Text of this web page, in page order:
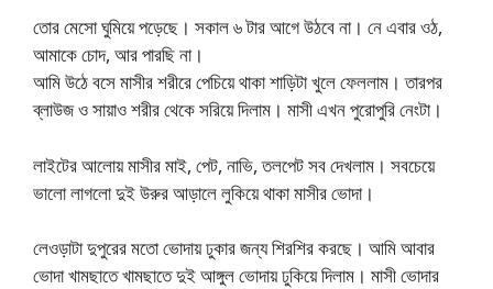
তোর মেসো ঘুমিয়ে পড়েছে। সকাল ৬ টার আগে উঠবে না। নে এবার ওঠ,
আমাকে চোদ, আর পারছি না।
আমি উঠে বসে মাসীর শরীরে পেচিয়ে থাকা শাড়িটা খুলে ফেললাম। তারপর
ব্লাউজ ও সায়াও শরীর থেকে সরিয়ে দিলাম। মাসী এখন পুরোপুরি নেংটা।
লাইটের আলোয় মাসীর মাই, পেট, নাভি, তলপেট সব দেখলাম। সবচেয়ে
ভালো লাগলো দুই উরুর আড়ালে লুকিয়ে থাকা মাসীর ভোদা।
লেওড়াটা দুপুরের মতো ভোদায় ঢুকার জন্য শিরশির করছে। আমি আবার
ভোদা খামছাতে খামছাতে দুই আঙ্গুল ভোদায় ঢুকিয়ে দিলাম। মাসী ভোদার